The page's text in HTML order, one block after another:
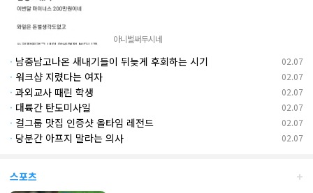
아니벌써두시네
02.07
· 남중남고나온 새내기들이 뒤늦게 후회하는 시기
02.07
· 워크샵 지렸다는 여자
02.07
· 과외교사 때린 학생
02.07
· 대륙간 탄도미사일
02.07
· 걸그룹 맛집 인증샷 올타임 레전드
02.07
· 당분간 아프지 말라는 의사
+
스포츠